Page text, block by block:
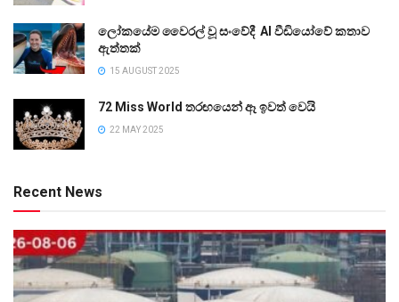
ලෝකයේම වෛරල් වූ සංවේදී AI වීඩියෝවේ කතාව
ඇත්තක්
15 AUGUST 2025
72 Miss World තරඟයෙන් ඈ ඉවත් වෙයි
22 MAY 2025
Recent News